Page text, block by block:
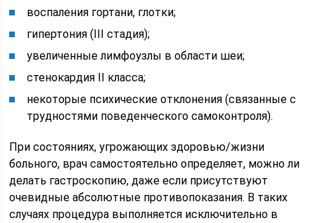
воспаления гортани, глотки;
гипертония (III стадия);
увеличенные лимфоузлы в области шеи;
стенокардия II класса;
некоторые психические отклонения (связанные с
трудностями поведенческого самоконтроля).
При состояниях, угрожающих здоровью/жизни
больного, врач самостоятельно определяет, можно ли
делать гастроскопию, даже если присутствуют
очевидные абсолютные противопоказания. В таких
случаях процедура выполняется исключительно в